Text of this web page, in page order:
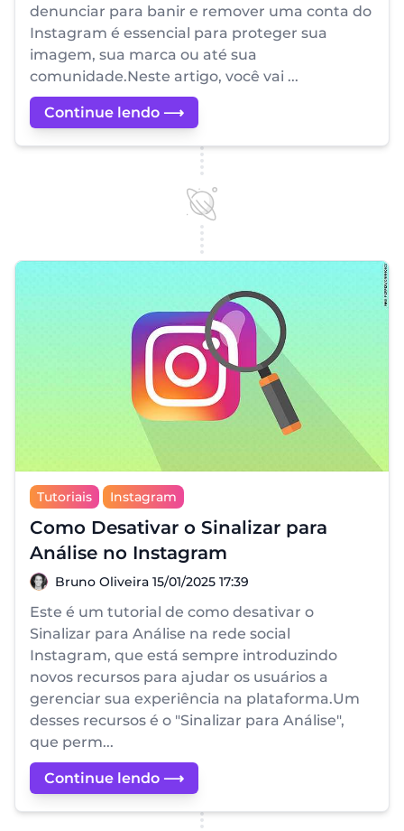
denunciar para banir e remover uma conta do
Instagram é essencial para proteger sua
imagem, sua marca ou até sua
comunidade.Neste artigo, você vai ...
Continue lendo ⟶
Tutoriais Instagram
Como Desativar o Sinalizar para
Análise no Instagram
Bruno Oliveira
Bruno Oliveira 15/01/2025 17:39
Este é um tutorial de como desativar o
Sinalizar para Análise na rede social
Instagram, que está sempre introduzindo
novos recursos para ajudar os usuários a
gerenciar sua experiência na plataforma.Um
desses recursos é o "Sinalizar para Análise",
que perm...
Continue lendo ⟶